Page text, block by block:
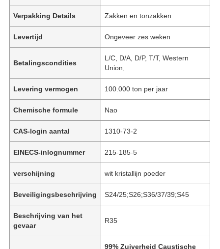
Verpakking Details Zakken en tonzakken
Levertijd Ongeveer zes weken
Betalingscondities
L/C, D/A, D/P, T/T, Western
Union,
Levering vermogen 100.000 ton per jaar
Chemische formule Nao
CAS-login aantal 1310-73-2
EINECS-inlognummer 215-185-5
verschijning wit kristallijn poeder
Beveiligingsbeschrijving S24/25;S26;S36/37/39;S45
Beschrijving van het
gevaar
R35
99% Zuiverheid Caustische